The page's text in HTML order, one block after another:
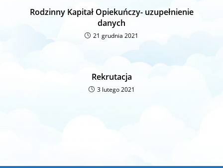
Rodzinny Kapitał Opiekuńczy- uzupełnienie
danych
21 grudnia 2021
Rekrutacja
3 lutego 2021